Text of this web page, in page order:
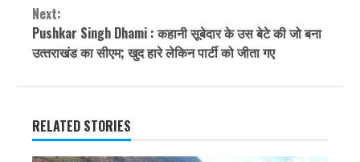
Next:
Pushkar Singh Dhami : कहानी सूबेदार के उस बेटे की जो बना
उत्‍तराखंड का सीएम; खुद हारे लेकिन पार्टी को जीता गए
RELATED STORIES